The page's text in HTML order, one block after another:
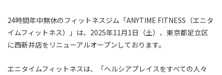
24時間年中無休のフィットネスジム「ANYTIME FITNESS（エニタ
イムフィットネス）」は、2025年11月1日（土）、東京都足立区
に西新井店をリニューアルオープンしております。
エニタイムフィットネスは、「ヘルシアプレイスをすべての人々